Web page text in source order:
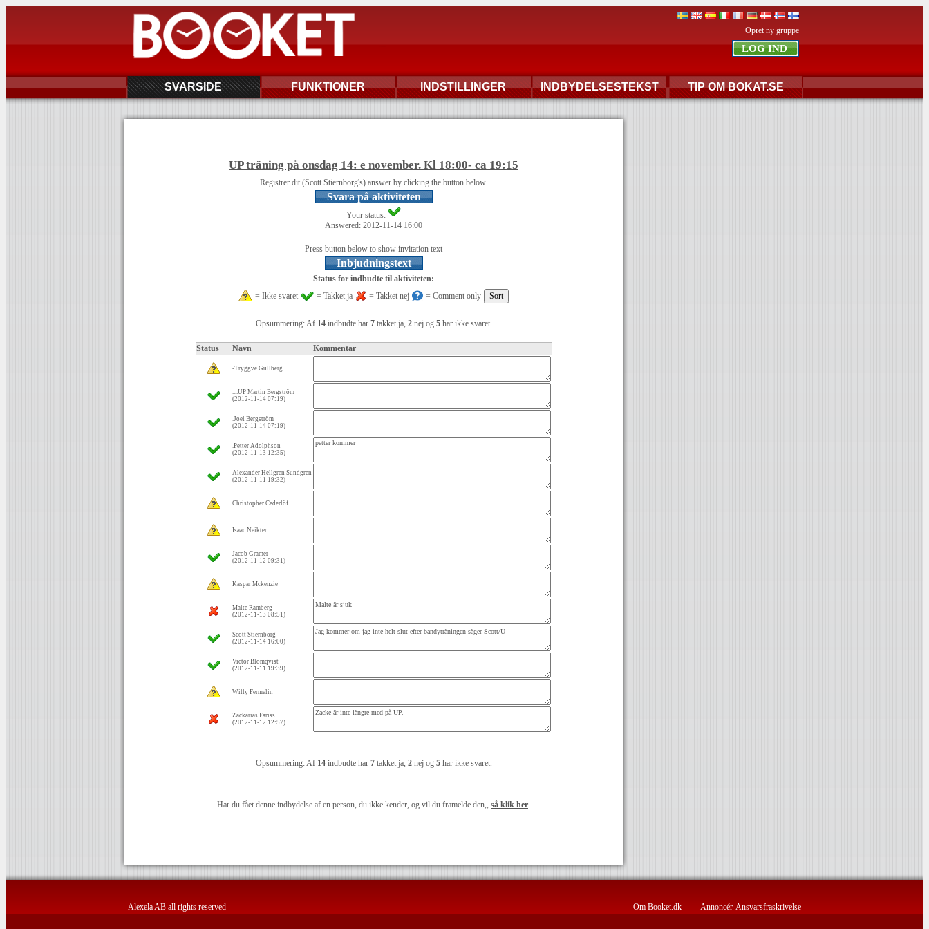
Opret ny gruppe
SVARSIDE FUNKTIONER INDSTILLINGER INDBYDELSESTEKST TIP OM BOKAT.SE
UP träning på onsdag 14: e november. Kl 18:00- ca 19:15
Registrer dit (Scott Stiernborg's) answer by clicking the button below.
Svara på aktiviteten
Your status:
Answered: 2012-11-14 16:00
Press button below to show invitation text
Inbjudningstext
Status for indbudte til aktiviteten:
= Ikke svaret
= Takket ja = Takket nej = Comment only
Opsummering: Af 14indbudte har 7takket ja, 2nej og 5har ikke svaret.
Status Navn Kommentar
-Tryggve Gullberg
....UP Martin Bergström
(2012-11-14 07:19)
.Joel Bergström
(2012-11-14 07:19)
.Petter Adolphson
(2012-11-13 12:35)
Alexander Hellgren Sundgren
(2012-11-11 19:32)
Christopher Cederlöf
Isaac Neikter
Jacob Gramer
(2012-11-12 09:31)
Kaspar Mckenzie
Malte Ramberg
(2012-11-13 08:51)
Scott Stiernborg
(2012-11-14 16:00)
Victor Blomqvist
(2012-11-11 19:39)
Willy Fermelin
Zackarias Fariss
(2012-11-12 12:57)
Opsummering: Af 14indbudte har 7takket ja, 2nej og 5har ikke svaret.
Har du fået denne indbydelse af en person, du ikke kender, og vil du framelde den,, så klik her.
Alexela AB all rights reserved Om Booket.dk Annoncér Ansvarsfraskrivelse